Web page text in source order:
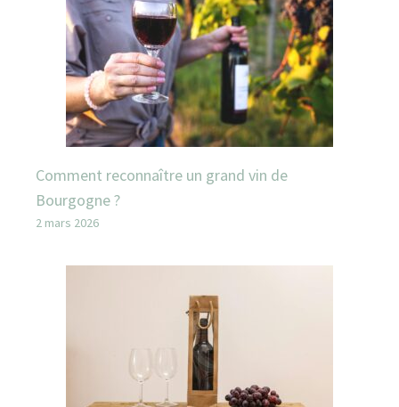
Comment reconnaître un grand vin de
Bourgogne ?
2 mars 2026